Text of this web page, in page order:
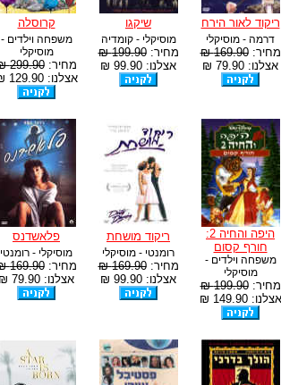
ריקוד לאור הירח
דרמה - מוסיקלי
מחיר:169.90 ₪
אצלנו: 79.90 ₪
שיקגו
מוסיקלי - קומדיה
מחיר:199.90 ₪
אצלנו: 99.90 ₪
קרוסלה
משפחה וילדים -
מוסיקלי
מחיר:299.90 ₪
אצלנו: 129.90 ₪
היפה והחיה 2:
חורף קסום
משפחה וילדים -
מוסיקלי
מחיר:199.90 ₪
אצלנו: 149.90 ₪
ריקוד מושחת
רומנטי - מוסיקלי
מחיר:169.90 ₪
אצלנו: 99.90 ₪
פלאשדנס
מוסיקלי - רומנטי
מחיר:169.90 ₪
אצלנו: 79.90 ₪